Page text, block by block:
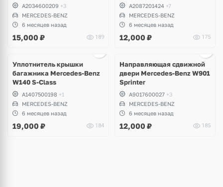
A2034600209 +3
MERCEDES-BENZ
6 месяцев назад
15,000 ₽ 189
A2087201424 +7
MERCEDES-BENZ
6 месяцев назад
12,000 ₽ 175
Уплотнитель крышки
багажника Mercedes-Benz
W140 S-Class
A1407500198 +1
MERCEDES-BENZ
6 месяцев назад
19,000 ₽ 184
Направляющая сдвижной
двери Mercedes-Benz W901
Sprinter
A9017600027 +3
MERCEDES-BENZ
6 месяцев назад
12,000 ₽ 185